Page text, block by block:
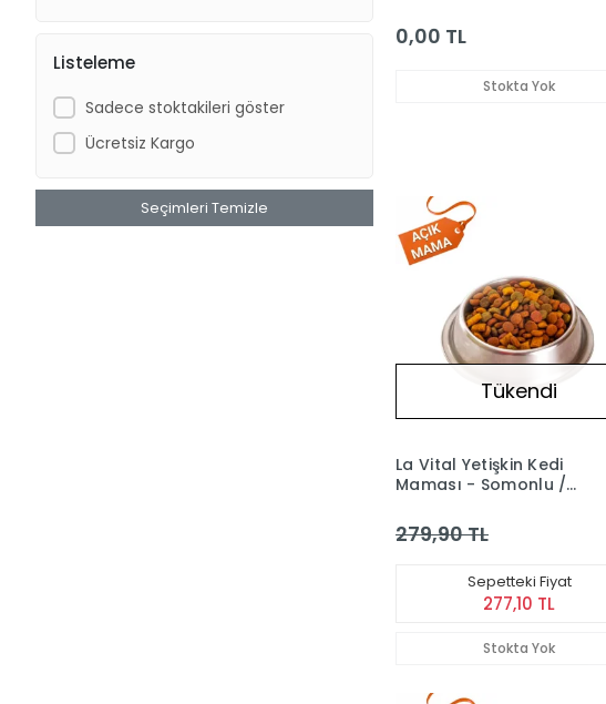
Listeleme
Sadece stoktakileri göster
Ücretsiz Kargo
Seçimleri Temizle
0,00 TL
Stokta Yok
Tükendi
La Vital Yetişkin Kedi
Maması - Somonlu /
279,90 TL
Sepetteki Fiyat
277,10 TL
Stokta Yok